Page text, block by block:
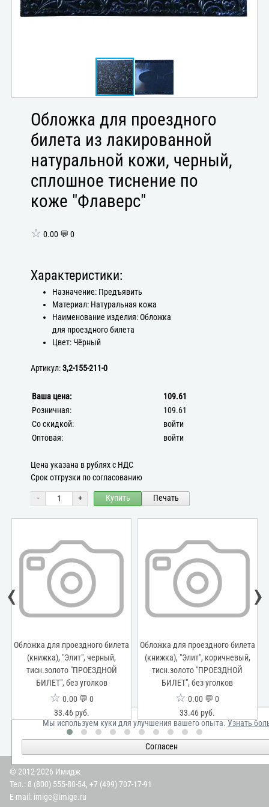
Обложка для проездного
билета из лакированной
натуральной кожи, черный,
сплошное тиснение по
коже "Флаверс"
☆ 0.00 💬 0
Характеристики:
Назначение: Предъявить
Материал: Натуральная кожа
Наименование изделия: Обложка
для проездного билета
Цвет: Чёрный
Артикул:3,2-155-211-0
Ваша цена:
109.61
Розничная:
109.61
Со скидкой:
войти
Оптовая:
войти
Цена указана в рублях с НДС
Срок отгрузки по согласованию
- + Купить Печать
для проездного билета
(книжка), "Элит", черный,
тисн.золото "ПРОЕЗДНОЙ
БИЛЕТ", без уголков
0.00 💬 0
33.46 руб.
Обложка для проездного билета
(книжка), "Элит", коричневый,
тисн.золото "ПРОЕЗДНОЙ
БИЛЕТ", без уголков
0.00 💬 0
33.46 руб.
‹ ›
Мы используем куки для улучшения вашего опыта.Узнать
Согласен
© 2012-2026 Имидж
Тел.: 8 (800) 555-80-54, +7 (499) 707-17-91
E-mail: imige@imige.ru